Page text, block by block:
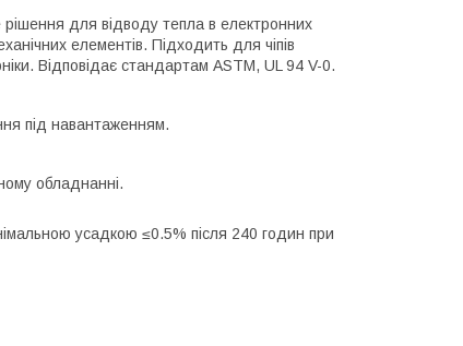
для відводу тепла в електронних
елементів. Підходить для чіпів
Відповідає стандартам ASTM, UL 94 V-0.
під навантаженням.
обладнанні.
усадкою ≤0.5% після 240 годин при